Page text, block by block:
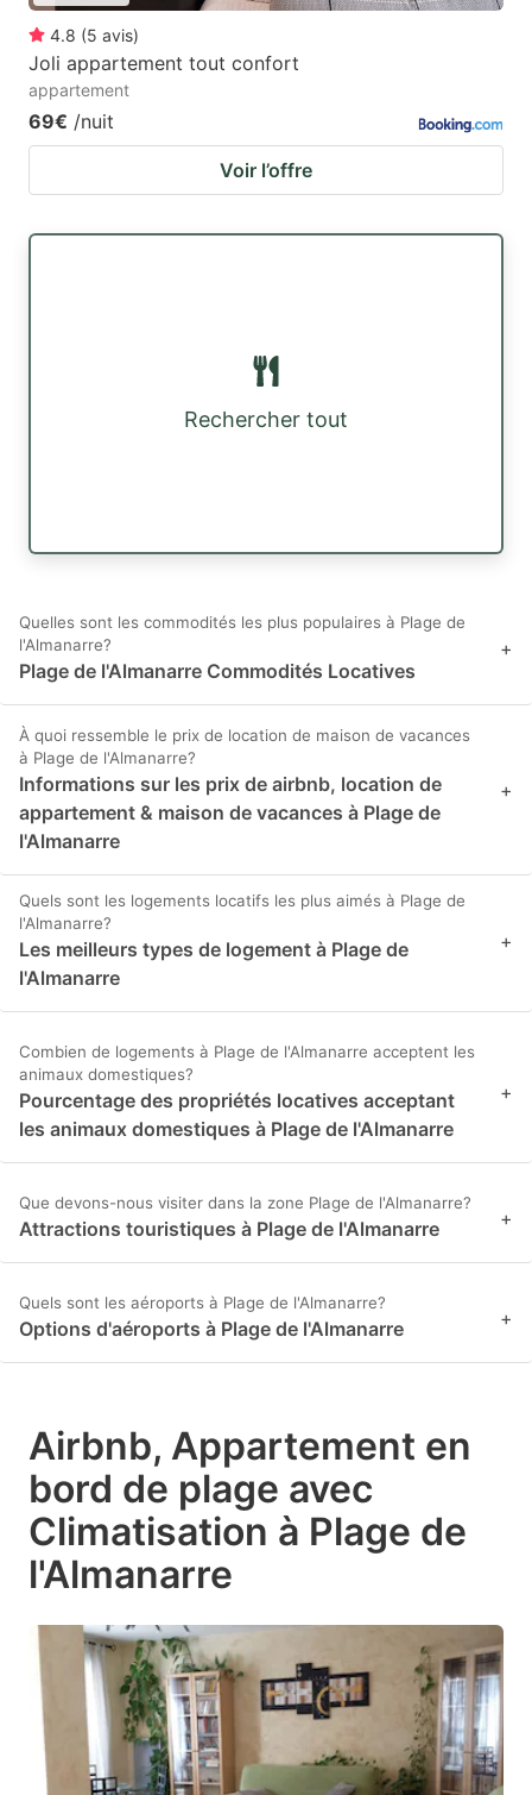
4.8 (5 avis)
Joli appartement tout confort
appartement
69€ /nuit
Voir l’offre
Rechercher tout
Quelles sont les commodités les plus populaires à Plage de
l'Almanarre?
Plage de l'Almanarre Commodités Locatives
+
À quoi ressemble le prix de location de maison de vacances
à Plage de l'Almanarre?
Informations sur les prix de airbnb, location de
appartement & maison de vacances à Plage de
l'Almanarre
+
Quels sont les logements locatifs les plus aimés à Plage de
l'Almanarre?
Les meilleurs types de logement à Plage de
l'Almanarre
+
Combien de logements à Plage de l'Almanarre acceptent les
animaux domestiques?
Pourcentage des propriétés locatives acceptant
les animaux domestiques à Plage de l'Almanarre
+
Que devons-nous visiter dans la zone Plage de l'Almanarre?
Attractions touristiques à Plage de l'Almanarre +
Quels sont les aéroports à Plage de l'Almanarre?
Options d'aéroports à Plage de l'Almanarre +
Airbnb, Appartement en
bord de plage avec
Climatisation à Plage de
l'Almanarre